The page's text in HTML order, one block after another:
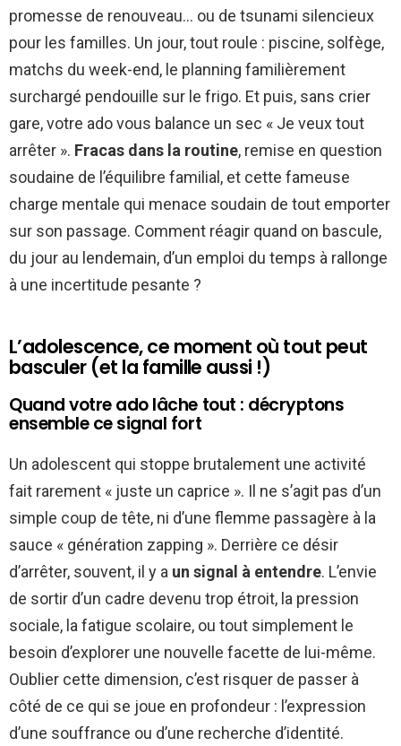
promesse de renouveau… ou de tsunami silencieux
pour les familles. Un jour, tout roule : piscine, solfège,
matchs du week-end, le planning familièrement
surchargé pendouille sur le frigo. Et puis, sans crier
gare, votre ado vous balance un sec « Je veux tout
arrêter ». Fracas dans la routine, remise en question
soudaine de l’équilibre familial, et cette fameuse
charge mentale qui menace soudain de tout emporter
sur son passage. Comment réagir quand on bascule,
du jour au lendemain, d’un emploi du temps à rallonge
à une incertitude pesante ?
L’adolescence, ce moment où tout peut
basculer (et la famille aussi !)
Quand votre ado lâche tout : décryptons
ensemble ce signal fort
Un adolescent qui stoppe brutalement une activité
fait rarement « juste un caprice ». Il ne s’agit pas d’un
simple coup de tête, ni d’une flemme passagère à la
sauce « génération zapping ». Derrière ce désir
d’arrêter, souvent, il y a un signal à entendre. L’envie
de sortir d’un cadre devenu trop étroit, la pression
sociale, la fatigue scolaire, ou tout simplement le
besoin d’explorer une nouvelle facette de lui-même.
Oublier cette dimension, c’est risquer de passer à
côté de ce qui se joue en profondeur : l’expression
d’une souffrance ou d’une recherche d’identité.